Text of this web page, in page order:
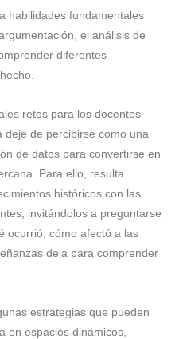
habilidades fundamentales
el análisis de
diferentes
retos para los docentes
deje de percibirse como una
de datos para convertirse en
Para ello, resulta
históricos con las
invitándolos a preguntarse
ocurrió, cómo afectó a las
deja para comprender
estrategias que pueden
en espacios dinámicos,